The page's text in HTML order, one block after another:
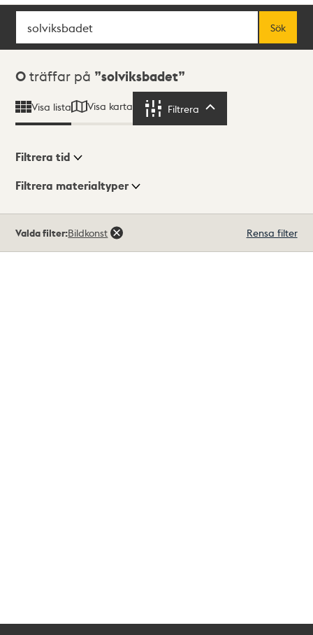
Sök
Sök
Sökresultat
0 träffar på solviksbadet
Visa lista Visa karta Filtrera
Visningsläge
Filtrera tid
Filtrera materialtyper
träffar
Valda filter:Bildkonst Rensa filter